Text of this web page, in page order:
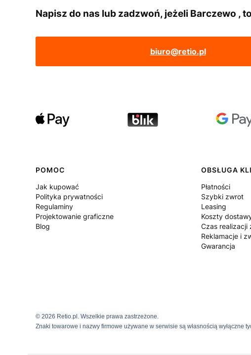
Napisz do nas lub zadzwoń, jeżeli Barczewo ,
biuro@retio.pl
POMOC
Jak kupować
Polityka prywatności
Regulaminy
Projektowanie graficzne
Blog
OBSŁUGA
Płatności
Szybki zwrot
Leasing
Koszty
Czas realizacji
Reklamacje i
Gwarancja
© 2026 Retio.pl. Wszelkie prawa zastrzeżone.
Znaki towarowe i nazwy firmowe używane w serwisie są własnością wyłączne